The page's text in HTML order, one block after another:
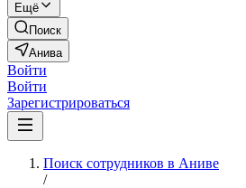
Ещё
Поиск
Анива
Войти
Войти
Зарегистрироваться
Поиск сотрудников в Аниве
/